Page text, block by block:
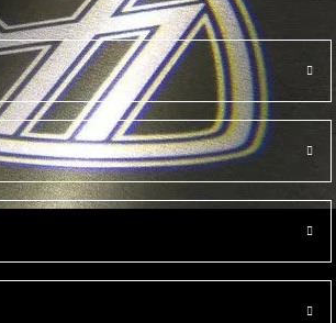
resim, ürün açıklamalarında ve diğer
noktaları öneri formunu kullanarak
teşekkür ederiz.
bozuk veya görüntülenemiyor.
eksik bilgiler bulunuyor.
bulunuyor.
daha pahalı.
alternatifler olmalı.